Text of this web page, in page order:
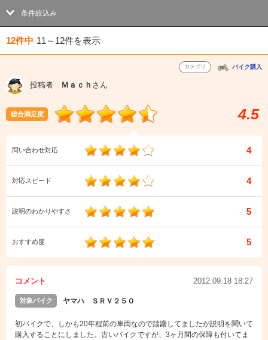
条件絞込み
12件中 11～12件を表示
カテゴリ バイク購入
投稿者 Ｍａｃｈ さん
総合満足度 4.5
問い合わせ対応 4
対応スピード 4
説明のわかりやすさ 5
おすすめ度 5
コメント 2012.09.18 18:27
対象バイク ヤマハ ＳＲＶ２５０
初バイクで、しかも20年程前の車両なので躊躇してましたが説明を聞いて
購入することにしました。古いバイクですが、3ヶ月間の保障も付いてま